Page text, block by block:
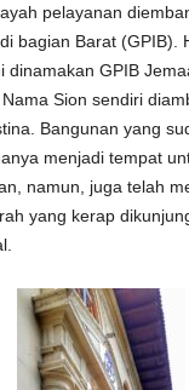
pelayanan
bagian Barat (GPIB).
dinamakan GPIB
Sion sendiri
Bangunan yang
menjadi tempat
namun, juga telah
yang kerap